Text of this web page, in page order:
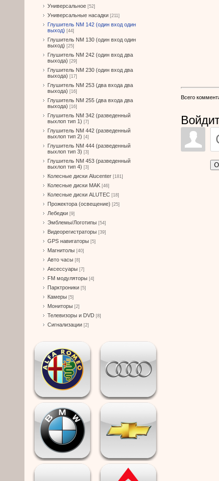
Универсальное [52]
Универсальные насадки [211]
Глушитель NM 142 (один вход один
выход) [44]
Глушитель NM 130 (один вход один
выход) [25]
Глушитель NM 242 (один вход два
выхода) [29]
Глушитель NM 230 (один вход два
выхода) [17]
Глушитель NM 253 (два входа два
выхода) [16]
Глушитель NM 255 (два входа два
выхода) [16]
Глушитель NM 342 (разведенный
выхлоп тип 1) [7]
Глушитель NM 442 (разведенный
выхлоп тип 2) [4]
Глушитель NM 444 (разведенный
выхлоп тип 3) [3]
Глушитель NM 453 (разведенный
выхлоп тип 4) [3]
Колесные диски Alucenter [181]
Колесные диски MAK [46]
Колесные диски ALUTEC [18]
Прожектора (освещение) [25]
Лебедки [9]
Эмблемы/Логотипы [54]
Видеорегистраторы [39]
GPS навигаторы [5]
Магнитолы [40]
Авто часы [8]
Аксессуары [7]
FM модуляторы [4]
Парктроники [5]
Камеры [5]
Мониторы [2]
Телевизоры и DVD [8]
Сигнализации [2]
Всего